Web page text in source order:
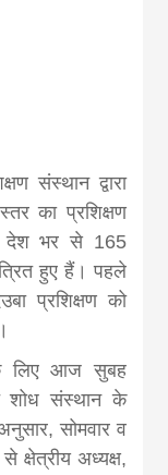
संस्थान द्वारा
का प्रशिक्षण
देश भर से 165
हुए हैं। पहले
प्रशिक्षण को
के लिए आज सुबह
शोध संस्थान के
सोमवार व
क्षेत्रीय अध्यक्ष,